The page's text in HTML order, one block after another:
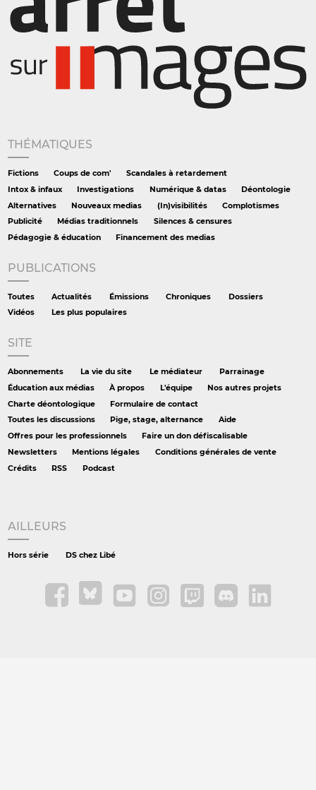
THÉMATIQUES
Fictions Coups de com'
Scandales à retardement
Intox & infaux
Investigations Numérique & datas
Déontologie
Alternatives
Nouveaux medias (In)visibilités
Complotismes
Publicité
Médias traditionnels
Silences & censures
Pédagogie & éducation
Financement des medias
PUBLICATIONS
Toutes Actualités Émissions Chroniques
Dossiers
Vidéos
Les plus populaires
SITE
Abonnements La vie du site Le médiateur
Parrainage
Éducation aux médias
À propos L'équipe
Nos autres projets
Charte déontologique
Formulaire de contact
Toutes les discussions
Pige, stage, alternance
Aide
Offres pour les professionnels
Faire un don défiscalisable
Newsletters
Mentions légales
Conditions générales de vente
Crédits
RSS Podcast
AILLEURS
Hors série DS chez Libé